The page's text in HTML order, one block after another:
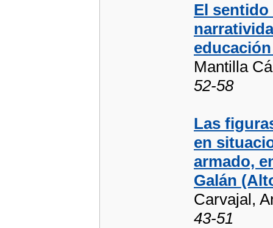
El
Mantilla
52-58
Las
en
armado,
Galán
Carvajal,
43-51